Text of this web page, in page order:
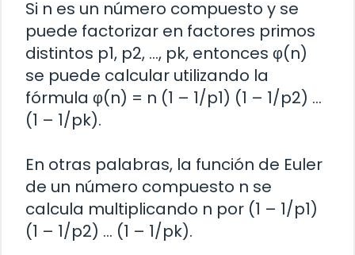
Si n es un número compuesto y se
puede factorizar en factores primos
distintos p1, p2, …, pk, entonces φ(n)
se puede calcular utilizando la
fórmula φ(n) = n (1 – 1/p1) (1 – 1/p2) …
(1 – 1/pk).
En otras palabras, la función de Euler
de un número compuesto n se
calcula multiplicando n por (1 – 1/p1)
(1 – 1/p2) … (1 – 1/pk).